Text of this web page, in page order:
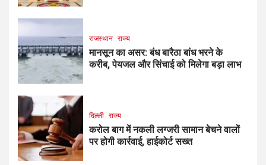
राजस्थान राज्य
मानसून का असर: बंध बारैठा बांध भरने के
करीब, पेयजल और सिंचाई को मिलेगा बड़ा लाभ
दिल्ली राज्य
करोल बाग में नकली लग्जरी सामान बेचने वालों
पर होगी कार्रवाई, हाईकोर्ट सख्त